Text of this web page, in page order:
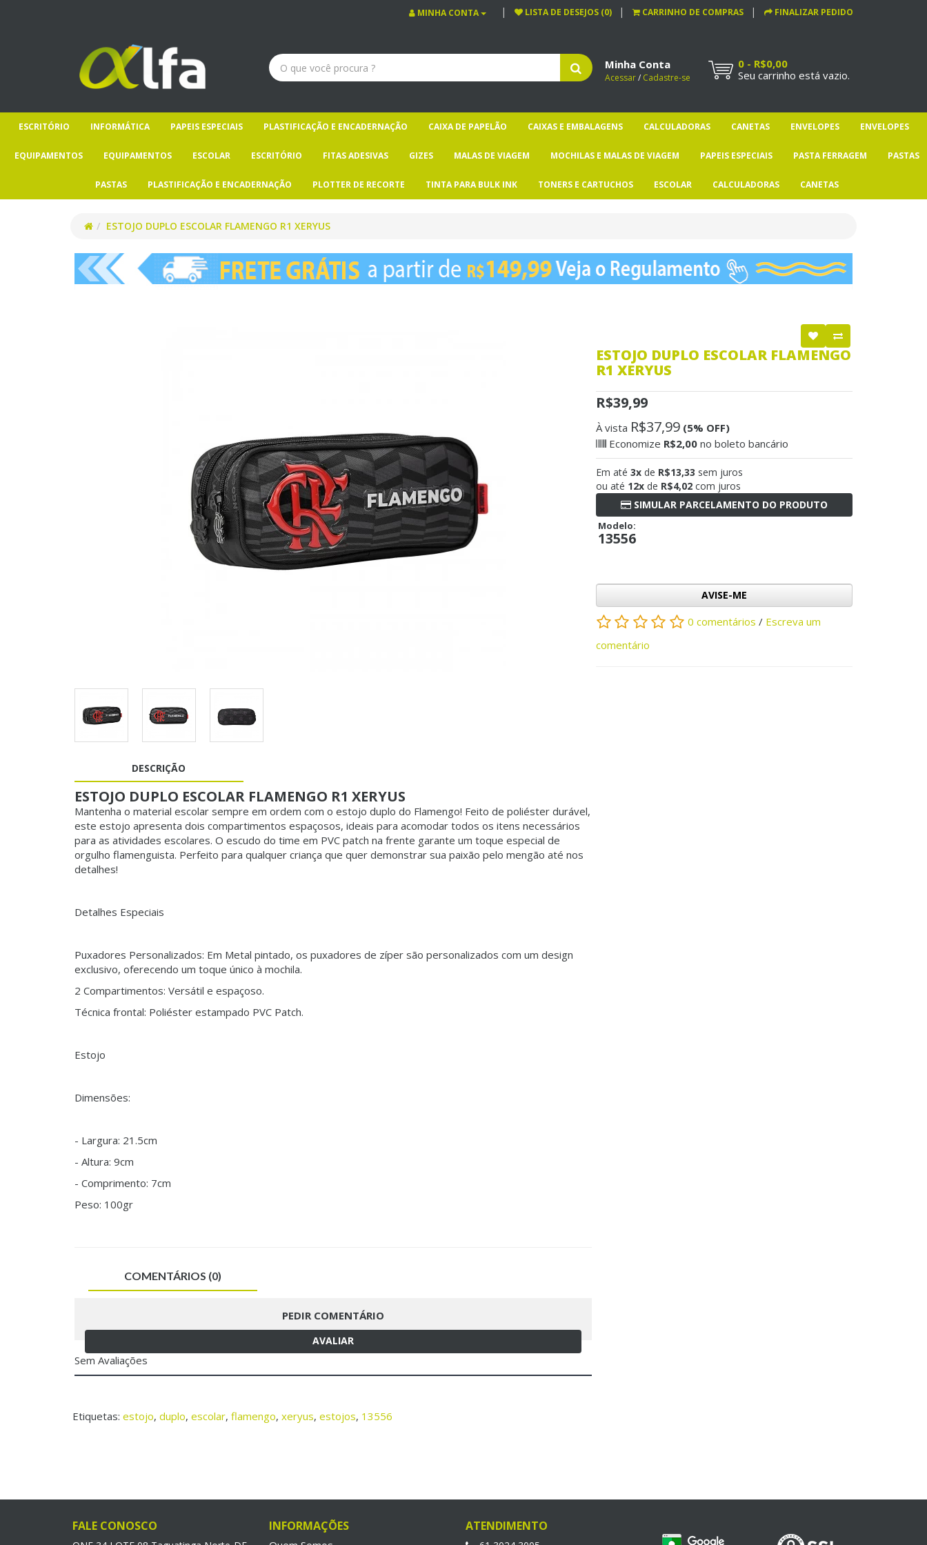
MINHA CONTA LISTA DE DESEJOS (0) CARRINHO DE COMPRAS FINALIZAR PEDIDO
Minha Conta
Acessar/ Cadastre-se
0 - R$0,00
Seu carrinho está vazio.
ESCRITÓRIO INFORMÁTICA PAPEIS ESPECIAIS PLASTIFICAÇÃO E ENCADERNAÇÃO CAIXA DE PAPELÃO CAIXAS E EMBALAGENS CALCULADORAS CANETAS ENVELOPES ENVELOPES
EQUIPAMENTOS EQUIPAMENTOS ESCOLAR ESCRITÓRIO FITAS ADESIVAS GIZES MALAS DE VIAGEM MOCHILAS E MALAS DE VIAGEM PAPEIS ESPECIAIS PASTA FERRAGEM PASTAS
PASTAS PLASTIFICAÇÃO E ENCADERNAÇÃO PLOTTER DE RECORTE TINTA PARA BULK INK TONERS E CARTUCHOS ESCOLAR CALCULADORAS CANETAS
ESTOJO DUPLO ESCOLAR FLAMENGO R1 XERYUS
DESCRIÇÃO
ESTOJO DUPLO ESCOLAR FLAMENGO R1 XERYUS
Mantenha o material escolar sempre em ordem com o estojo duplo do Flamengo! Feito de poliéster durável,
este estojo apresenta dois compartimentos espaçosos, ideais para acomodar todos os itens necessários
para as atividades escolares. O escudo do time em PVC patch na frente garante um toque especial de
orgulho flamenguista. Perfeito para qualquer criança que quer demonstrar sua paixão pelo mengão até nos
detalhes!
Detalhes Especiais
Puxadores Personalizados: Em Metal pintado, os puxadores de zíper são personalizados com um design
exclusivo, oferecendo um toque único à mochila.
2 Compartimentos: Versátil e espaçoso.
Técnica frontal: Poliéster estampado PVC Patch.
Estojo
Dimensões:
- Largura: 21.5cm
- Altura: 9cm
- Comprimento: 7cm
Peso: 100gr
COMENTÁRIOS (0)
PEDIR COMENTÁRIO
AVALIAR
Sem Avaliações
ESTOJO DUPLO ESCOLAR FLAMENGO
R1 XERYUS
R$39,99
À vista R$37,99 (5% OFF)
Economize R$2,00 no boleto bancário
Em até 3x de R$13,33 sem juros
ou até 12x de R$4,02 com juros
SIMULAR PARCELAMENTO DO PRODUTO
Modelo:
13556
AVISE-ME
0 comentários / Escreva um
comentário
Etiquetas: estojo, duplo, escolar, flamengo, xeryus, estojos, 13556
FALE CONOSCO INFORMAÇÕES ATENDIMENTO